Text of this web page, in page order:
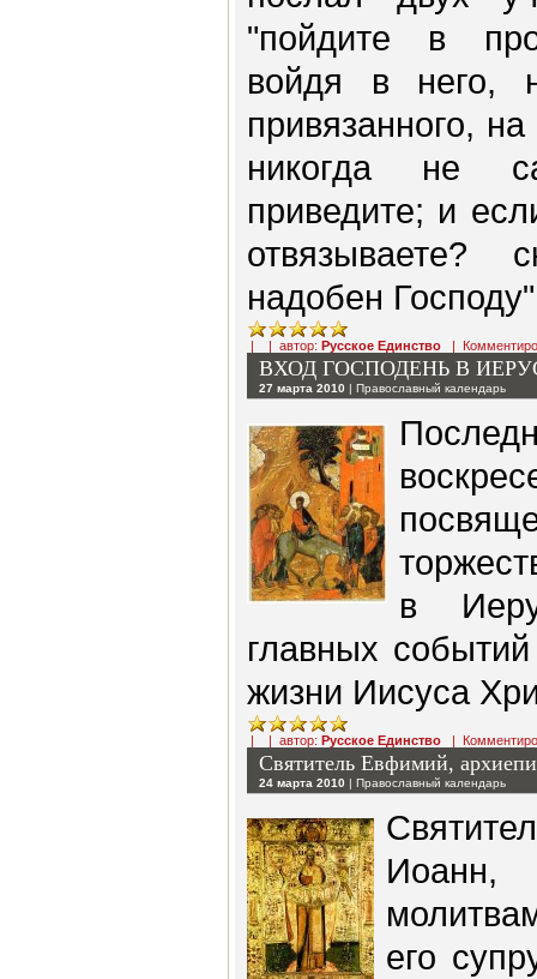
"пойдите в
войдя в него,
привязанного,
никогда не
приведите; и
надобен
| | автор: Русское Единство |
ВХОД ГОСПОДЕНЬ В
27 марта 2010 | Православный календарь
в
главных
жизни Иисуса
| | автор: Русское Единство |
Святитель Евфимий,
24 марта 2010 | Православный календарь
Иоанн,
его